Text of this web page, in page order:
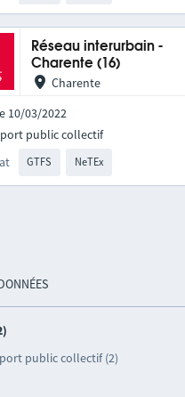
public collectif (2)
Réseau interurbain -
Charente (16)
Charente
10/03/2022
GTFS NeTEx
public collectif